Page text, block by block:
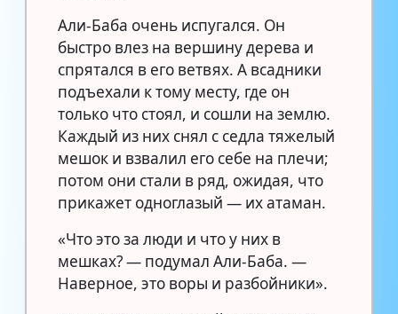
Али-Баба очень испугался. Он
быстро влез на вершину дерева и
спрятался в его ветвях. А всадники
подъехали к тому месту, где он
только что стоял, и сошли на землю.
Каждый из них снял с седла тяжелый
мешок и взвалил его себе на плечи;
потом они стали в ряд, ожидая, что
прикажет одноглазый — их атаман.
«Что это за люди и что у них в
мешках? — подумал Али-Баба. —
Наверное, это воры и разбойники».